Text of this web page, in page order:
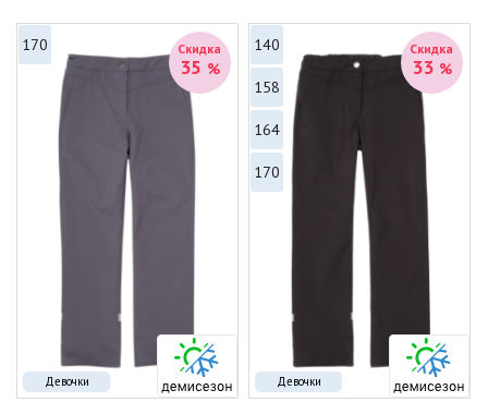
Девочки
Скидка
35 %
170
Девочки
Скидка
33 %
140
158
164
170